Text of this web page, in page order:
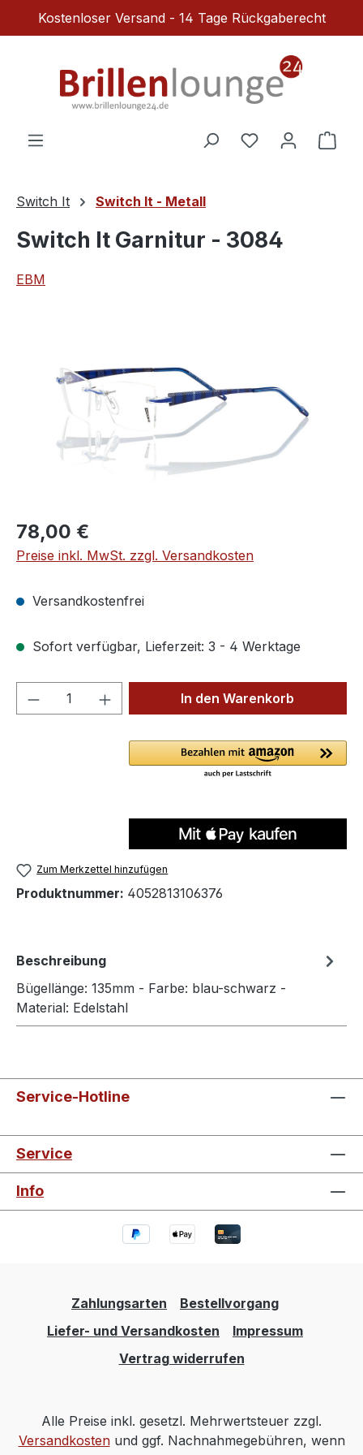
Zum Hauptinhalt springen
Kostenloser Versand - 14 Tage Rückgaberecht
Du hast 0
Switch It Switch It - Metall
Switch It Garnitur - 3084
EBM
Regulärer Preis:
78,00 €
Preise inkl. MwSt. zzgl. Versandkosten
Versandkostenfrei
Sofort verfügbar, Lieferzeit: 3 - 4 Werktage
Produkt Anzahl: Gib denIn den Warenkorb
Zum Merkzettel hinzufügen
Produktnummer: 4052813106376
Beschreibung
Bügellänge: 135mm - Farbe: blau-schwarz -
Material: Edelstahl
Service-Hotline
Service
Info
Zahlungsarten
Bestellvorgang
Liefer- und Versandkosten
Impressum
Vertrag widerrufen
Alle Preise inkl. gesetzl. Mehrwertsteuer zzgl.
Versandkostenund ggf. Nachnahmegebühren, wenn